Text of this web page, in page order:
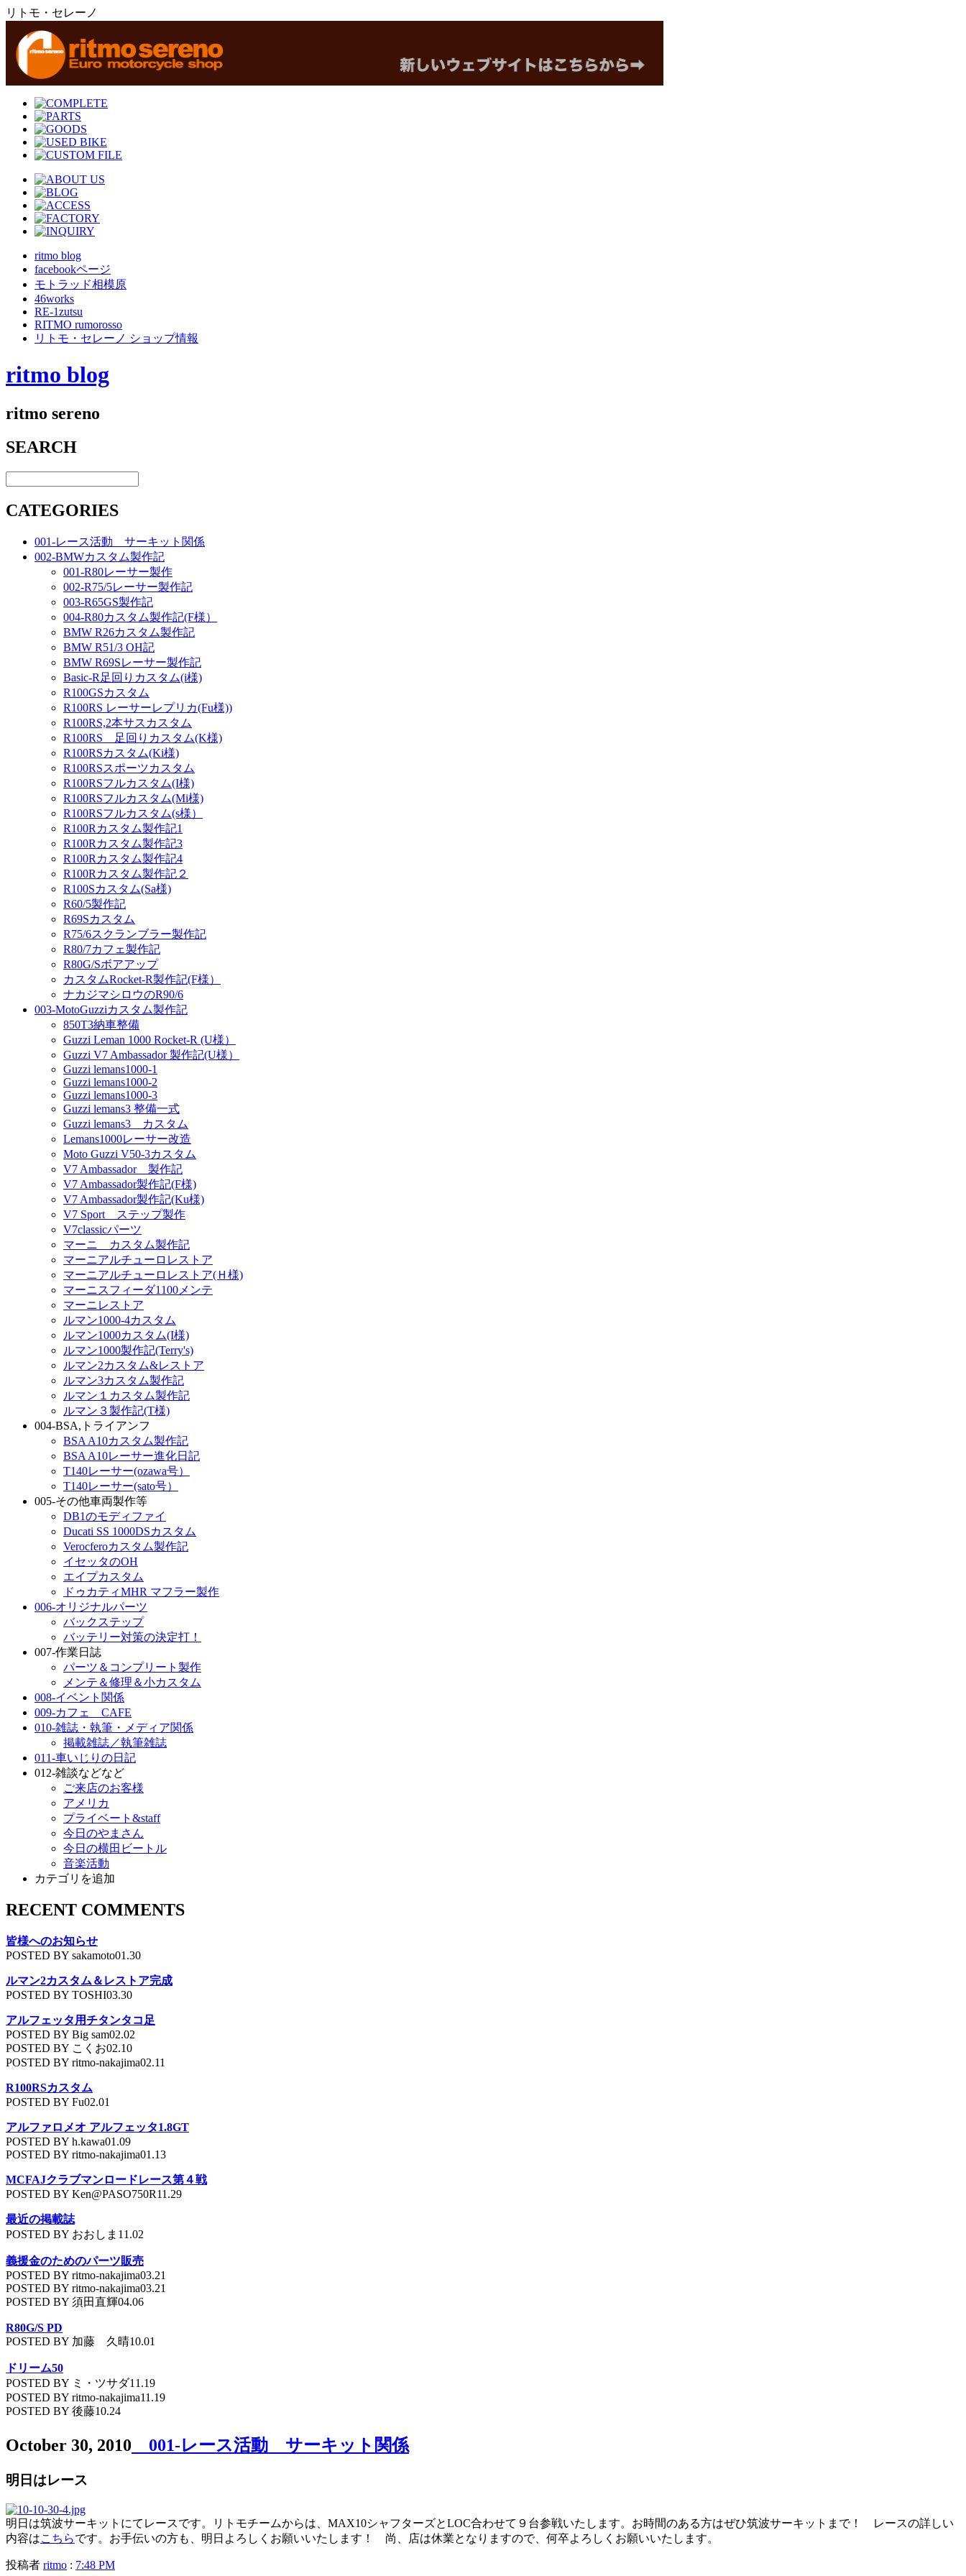
リトモ・セレーノ
ritmo blog
facebookページ
モトラッド相模原
46works
RE-1zutsu
RITMO rumorosso
リトモ・セレーノ ショップ情報
ritmo blog
ritmo sereno
SEARCH
CATEGORIES
001-レース活動 サーキット関係
002-BMWカスタム製作記
001-R80レーサー製作
002-R75/5レーサー製作記
003-R65GS製作記
004-R80カスタム製作記(F様）
BMW R26カスタム製作記
BMW R51/3 OH記
BMW R69Sレーサー製作記
Basic-R足回りカスタム(i様)
R100GSカスタム
R100RS レーサーレプリカ(Fu様))
R100RS,2本サスカスタム
R100RS 足回りカスタム(K様)
R100RSカスタム(Ki様)
R100RSスポーツカスタム
R100RSフルカスタム(I様)
R100RSフルカスタム(Mi様)
R100RSフルカスタム(s様）
R100Rカスタム製作記1
R100Rカスタム製作記3
R100Rカスタム製作記4
R100Rカスタム製作記２
R100Sカスタム(Sa様)
R60/5製作記
R69Sカスタム
R75/6スクランブラー製作記
R80/7カフェ製作記
R80G/Sボアアップ
カスタムRocket-R製作記(F様）
ナカジマシロウのR90/6
003-MotoGuzziカスタム製作記
850T3納車整備
Guzzi Leman 1000 Rocket-R (U様）
Guzzi V7 Ambassador 製作記(U様）
Guzzi lemans1000-1
Guzzi lemans1000-2
Guzzi lemans1000-3
Guzzi lemans3 整備一式
Guzzi lemans3 カスタム
Lemans1000レーサー改造
Moto Guzzi V50-3カスタム
V7 Ambassador 製作記
V7 Ambassador製作記(F様)
V7 Ambassador製作記(Ku様)
V7 Sport ステップ製作
V7classicパーツ
マーニ カスタム製作記
マーニアルチューロレストア
マーニアルチューロレストア(Ｈ様)
マーニスフィーダ1100メンテ
マーニレストア
ルマン1000-4カスタム
ルマン1000カスタム(I様)
ルマン1000製作記(Terry's)
ルマン2カスタム&レストア
ルマン3カスタム製作記
ルマン１カスタム製作記
ルマン３製作記(T様)
004-BSA,トライアンフ
BSA A10カスタム製作記
BSA A10レーサー進化日記
T140レーサー(ozawa号）
T140レーサー(sato号）
005-その他車両製作等
DB1のモディファイ
Ducati SS 1000DSカスタム
Verocferoカスタム製作記
イセッタのOH
エイプカスタム
ドゥカティMHR マフラー製作
006-オリジナルパーツ
バックステップ
バッテリー対策の決定打！
007-作業日誌
パーツ＆コンプリート製作
メンテ＆修理＆小カスタム
008-イベント関係
009-カフェ CAFE
010-雑誌・執筆・メディア関係
掲載雑誌／執筆雑誌
011-車いじりの日記
012-雑談などなど
ご来店のお客様
アメリカ
プライベート&staff
今日のやまさん
今日の横田ビートル
音楽活動
カテゴリを追加
RECENT COMMENTS
皆様へのお知らせ
POSTED BY sakamoto01.30
ルマン2カスタム＆レストア完成
POSTED BY TOSHI03.30
アルフェッタ用チタンタコ足
POSTED BY Big sam02.02
POSTED BY こくお02.10
POSTED BY ritmo-nakajima02.11
R100RSカスタム
POSTED BY Fu02.01
アルファロメオ アルフェッタ1.8GT
POSTED BY h.kawa01.09
POSTED BY ritmo-nakajima01.13
MCFAJクラブマンロードレース第４戦
POSTED BY Ken@PASO750R11.29
最近の掲載誌
POSTED BY おおしま11.02
義援金のためのパーツ販売
POSTED BY ritmo-nakajima03.21
POSTED BY ritmo-nakajima03.21
POSTED BY 須田直輝04.06
R80G/S PD
POSTED BY 加藤 久晴10.01
ドリーム50
POSTED BY ミ・ツサダ11.19
POSTED BY ritmo-nakajima11.19
POSTED BY 後藤10.24
October 30, 2010 001-レース活動 サーキット関係
明日はレース
明日は筑波サーキットにてレースです。リトモチームからは、MAX10シャフターズとLOC合わせて９台参戦いたします。お時間のある方はぜひ筑波サーキットまで！ レースの詳しい
内容はこちらです。お手伝いの方も、明日よろしくお願いいたします！ 尚、店は休業となりますので、何卒よろしくお願いいたします。
投稿者 ritmo : 7:48 PM